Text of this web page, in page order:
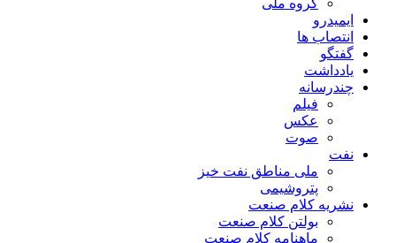
ایمیدرو
انتصاب ها
گفتگو
یادداشت
چندرسانه
فیلم
عکس
صوت
نفت
ملی مناطق نفت خیز
پتروشیمی
نشریه کلام صنعت
بولتن کلام صنعت
ماهنامه کلام صنعت